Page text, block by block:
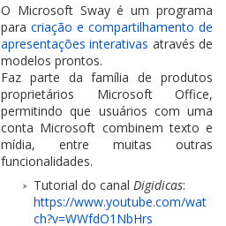
O Microsoft Sway é um programa
paracriação e compartilhamento de
apresentações interativas através de
modelos prontos.
Faz parte da família de produtos
proprietários Microsoft Office,
permitindo que usuários com uma
conta Microsoft combinem texto e
mídia, entre muitas outras
funcionalidades.
Tutorial do canalDigidicas:
https://www.youtube.com/wat
ch?v=WWfdO1NbHrs